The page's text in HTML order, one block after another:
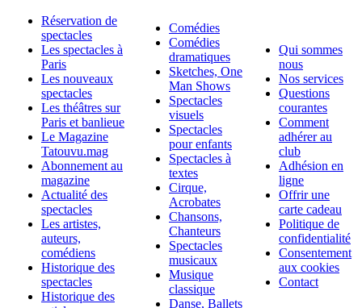
Réservation de
spectacles
Les spectacles à
Paris
Les nouveaux
spectacles
Les théâtres sur
Paris et banlieue
Le Magazine
Tatouvu.mag
Abonnement au
magazine
Actualité des
spectacles
Les artistes,
auteurs,
comédiens
Historique des
spectacles
Historique des
Comédies
Comédies
dramatiques
Sketches, One
Man Shows
Spectacles
visuels
Spectacles
pour enfants
Spectacles à
textes
Cirque,
Acrobates
Chansons,
Chanteurs
Spectacles
musicaux
Musique
classique
Danse, Ballets
Qui sommes
nous
Nos services
Questions
courantes
Comment
adhérer au
club
Adhésion en
ligne
Offrir une
carte cadeau
Politique de
confidentialité
Consentement
aux cookies
Contact